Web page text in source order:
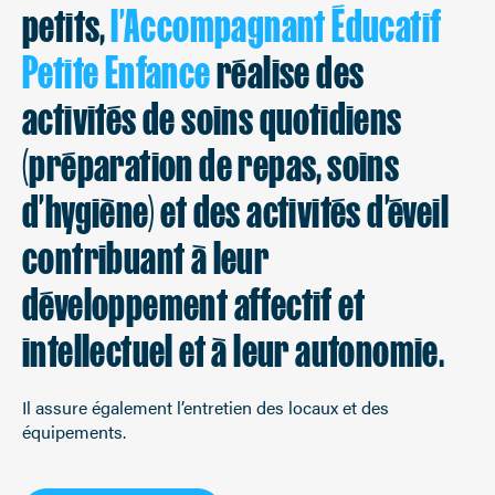
petits,l’Accompagnant Éducatif
Petite Enfanceréalise des
activités de soins quotidiens
(préparation de repas, soins
d’hygiène) et des activités d’éveil
contribuant à leur
développement affectif et
intellectuel et à leur autonomie.
Il assure également l’entretien des locaux et des
équipements.